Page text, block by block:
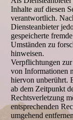
Inhalte auf diesen
verantwortlich.
Diensteanbieter
gespeicherte
Umständen zu
hinweisen.
Verpflichtungen
von Informationen
hiervon unberührt.
ab dem Zeitpunkt
Rechtsverletzung
entsprechenden
umgehend